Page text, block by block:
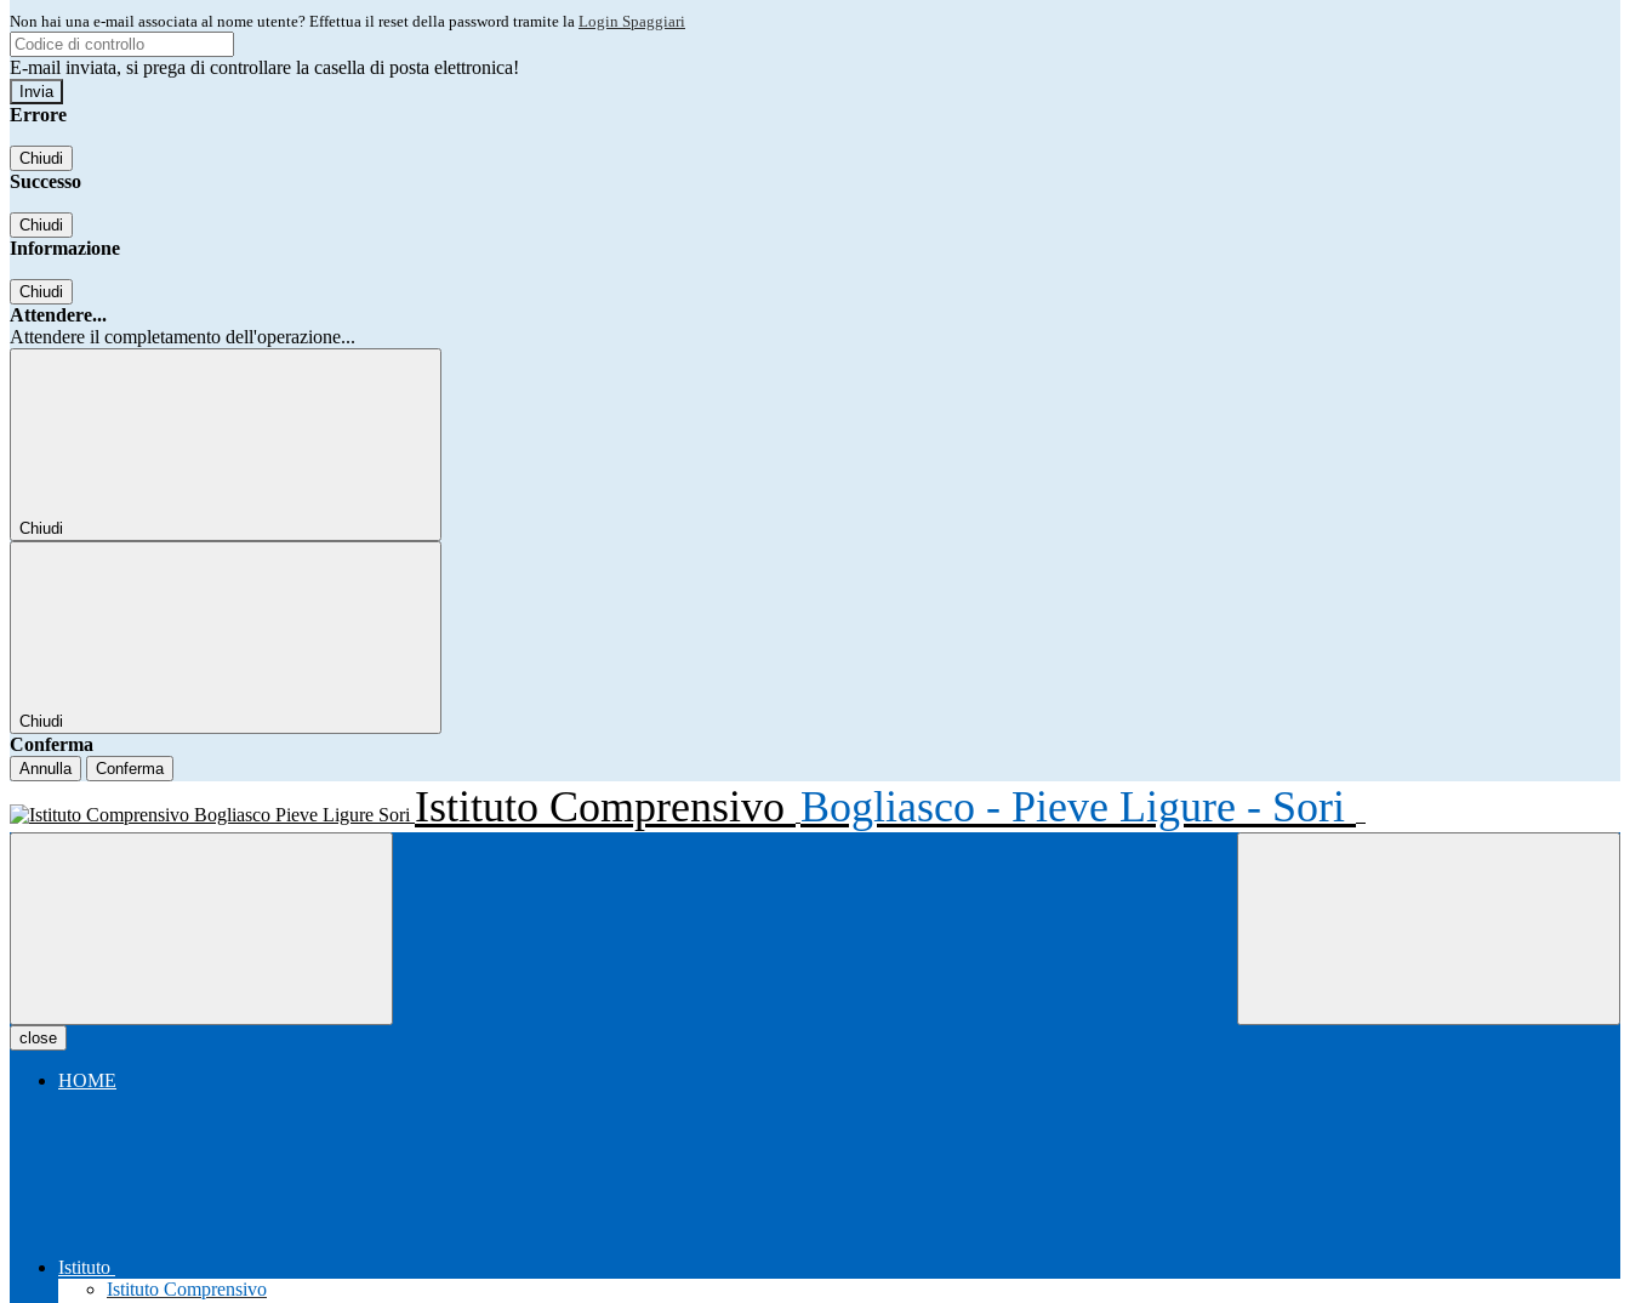
Non hai una e-mail associata al nome utente? Effettua il reset della password tramite la Login Spaggiari
E-mail inviata, si prega di controllare la casella di posta elettronica!
Errore
Chiudi
Successo
Chiudi
Informazione
Chiudi
Attendere...
Attendere il completamento dell'operazione...
Chiudi
Chiudi
Conferma
Annulla Conferma
Istituto Comprensivo Bogliasco - Pieve Ligure - Sori
close
HOME
Istituto
Istituto Comprensivo